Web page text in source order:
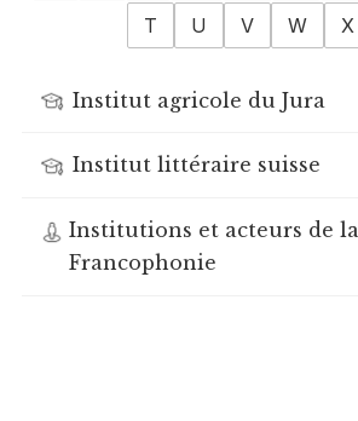
T
U V W X
Institut agricole du Jura
Institut littéraire suisse
Institutions et acteurs de la
Francophonie